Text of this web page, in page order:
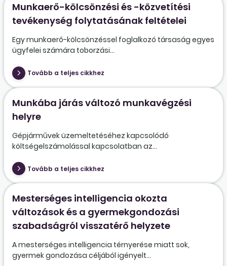
Munkaerő-kölcsönzési és -közvetítési
tevékenység folytatásának feltételei
Egy munkaerő-kölcsönzéssel foglalkozó társaság egyes
ügyfelei számára toborzási...
Tovább a teljes cikkhez
Munkába járás változó munkavégzési
helyre
Gépjárművek üzemeltetéséhez kapcsolódó
költségelszámolással kapcsolatban az...
Tovább a teljes cikkhez
Mesterséges intelligencia okozta
változások és a gyermekgondozási
szabadságról visszatérő helyzete
A mesterséges intelligencia térnyerése miatt sok,
gyermek gondozása céljából igényelt...